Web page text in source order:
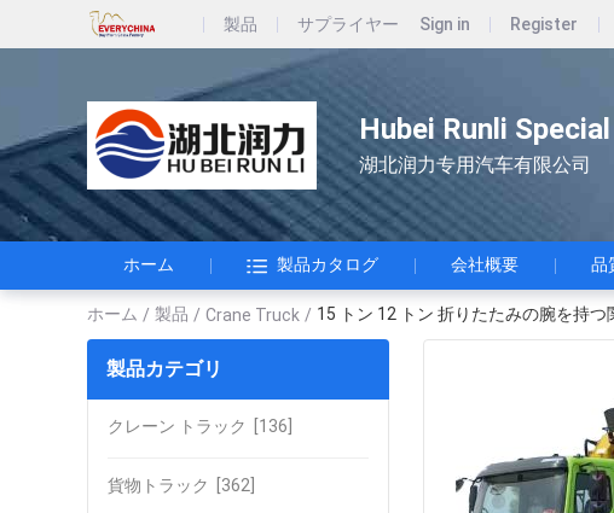
製品 サプライヤー Sign in Register
Hubei Runli
湖北润力专用汽车有限公司
ホーム 製品カタログ 会社概要 品
ホーム / 製品 / Crane Truck / 15 トン 12 トン 折りたたみの腕を持
製品カテゴリ
クレーン トラック [136]
貨物トラック [362]